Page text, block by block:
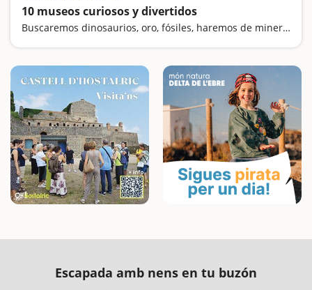
10 museos curiosos y divertidos
Buscaremos dinosaurios, oro, fósiles, haremos de mineros y nos sentiremos gigantes
Escapada amb nens en tu buzón